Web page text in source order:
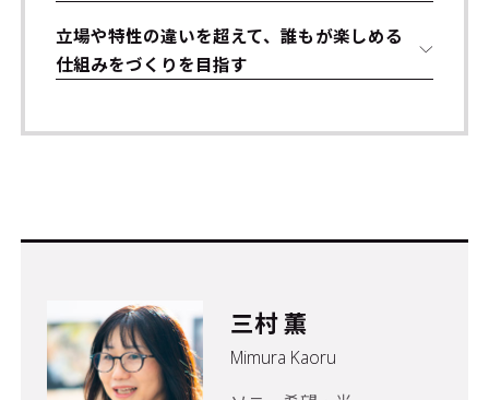
立場や特性の違いを超えて、誰もが楽しめる
仕組みをづくりを目指す
三村 薫
Mimura Kaoru